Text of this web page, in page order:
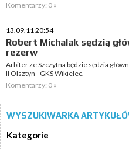
Komentarzy: 0 »
13.09.11 20:54
Robert Michalak sędzią
rezerw
Arbiter ze Szczytna będzie sędzia
II Olsztyn - GKS Wikielec.
Komentarzy: 0 »
WYSZUKIWARKA
Kategorie